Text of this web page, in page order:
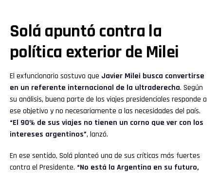
Solá apuntó contra la
política exterior de Milei
El exfuncionario sostuvo que Javier Milei busca convertirse
en un referente internacional de la ultraderecha. Según
su análisis, buena parte de los viajes presidenciales responde a
ese objetivo y no necesariamente a las necesidades del país.
“El 90% de sus viajes no tienen un corno que ver con los
intereses argentinos”, lanzó.
En ese sentido, Solá planteó una de sus críticas más fuertes
contra el Presidente. “No está la Argentina en su futuro,